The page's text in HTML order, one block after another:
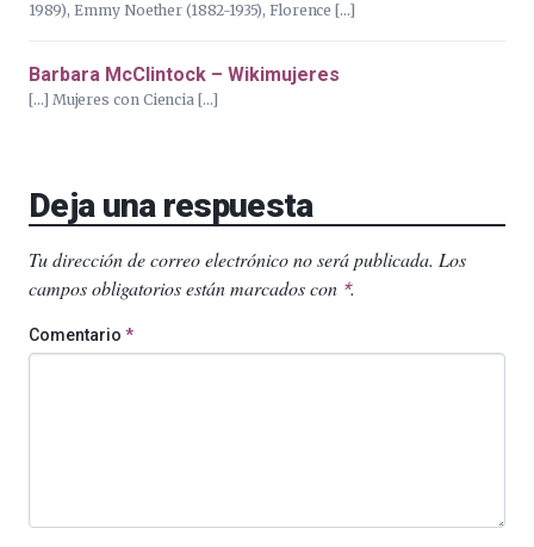
1989), Emmy Noether (1882-1935), Florence […]
Barbara McClintock – Wikimujeres
[…] Mujeres con Ciencia […]
Deja una respuesta
Tu dirección de correo electrónico no será publicada. Los
campos obligatorios están marcados con *.
Comentario *